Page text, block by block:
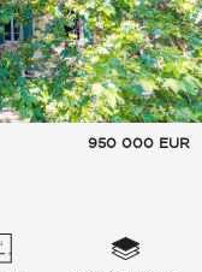
950 000 EUR